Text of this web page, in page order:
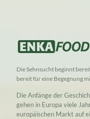
Die Sehnsucht beginnt
bereit für eine Begegnung
Die Anfänge der
gehen in Europa viele
europäischen Markt auf